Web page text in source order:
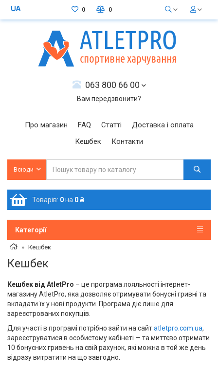
0 0
063 800 66 00
Вам передзвонити?
Про магазин FAQ Статті
Доставка і оплата
Кешбек
Контакти
Всюди
Товарів: 0на 0 ₴
Категорії
Кешбек
Кешбек
Кешбек від AtletPro – це програма лояльності інтернет-
магазину AtletPro, яка дозволяє отримувати бонусні гривні та
вкладати їх у нові продукти. Програма діє лише для
зареєстрованих покупців.
Для участі в програмі потрібно зайти на сайтatletpro.com.ua,
зареєструватися в особистому кабінеті — та миттєво отримати
10 бонусних гривень на свій рахунок, які можна в той же день
відразу витратити на що завгодно.